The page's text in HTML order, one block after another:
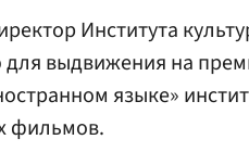
Института
для выдвижения на
языке»
фильмов.